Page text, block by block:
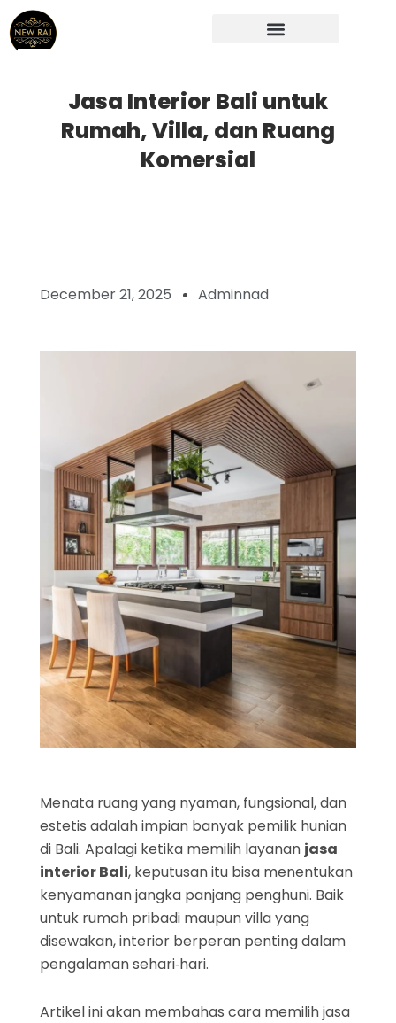
Skip
to
content
Jasa Interior Bali untuk
Rumah, Villa, dan Ruang
Komersial
December 21, 2025 Adminnad
Menata ruang yang nyaman, fungsional, dan
estetis adalah impian banyak pemilik hunian
di Bali. Apalagi ketika memilih layanan jasa
interior Bali, keputusan itu bisa menentukan
kenyamanan jangka panjang penghuni. Baik
untuk rumah pribadi maupun villa yang
disewakan, interior berperan penting dalam
pengalaman sehari‑hari.
Artikel ini akan membahas cara memilih jasa